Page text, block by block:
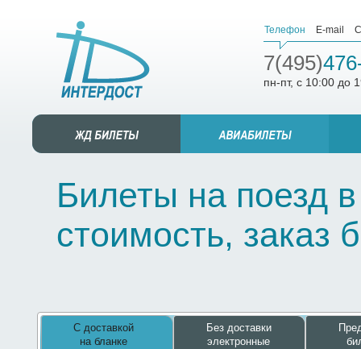
Телефон E-mail
7(495)
пн-пт, с 10:00 до
Билеты на поезд
стоимость, заказ
С доставкой
на бланке
Без доставки
электронные